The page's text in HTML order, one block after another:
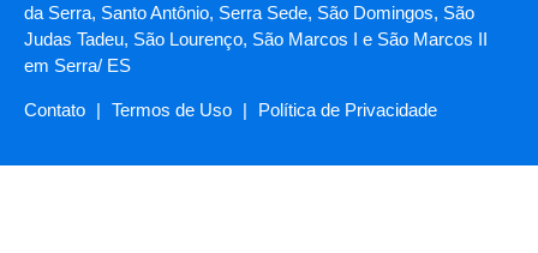
da Serra, Santo Antônio, Serra Sede, São Domingos, São
Judas Tadeu, São Lourenço, São Marcos I e São Marcos II
em Serra/ ES
Contato | Termos de Uso | Política de Privacidade